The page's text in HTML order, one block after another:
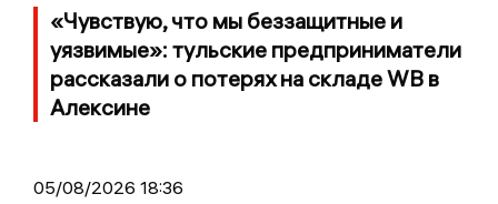
«Чувствую, что мы беззащитные и
уязвимые»: тульские предприниматели
рассказали о потерях на складе WB в
Алексине
05/08/2026 18:36